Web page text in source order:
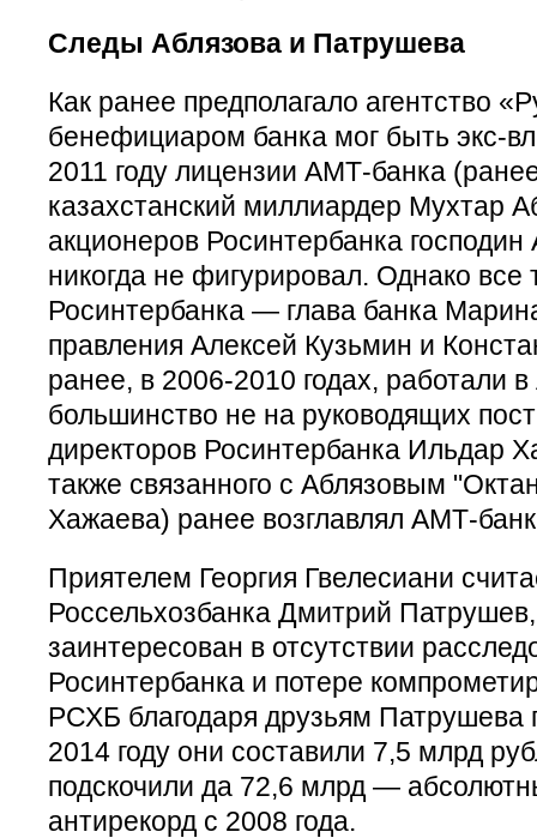
Следы Аблязова и Патрушева
Как ранее предполагало агентство
бенефициаром банка мог быть экс-
2011 году лицензии АМТ-банка
казахстанский миллиардер Мухтар
акционеров Росинтербанка
никогда не фигурировал. Однако
Росинтербанка — глава банка
правления Алексей Кузьмин и
ранее, в 2006-2010 годах, работали
большинство не на руководящих
директоров Росинтербанка Ильдар
также связанного с Аблязовым
Хажаева) ранее возглавлял АМТ-
Приятелем Георгия Гвелесиани
Россельхозбанка Дмитрий
заинтересован в отсутствии
Росинтербанка и потере
РСХБ благодаря друзьям Патрушева
2014 году они составили 7,5 млрд
подскочили да 72,6 млрд —
антирекорд с 2008 года.